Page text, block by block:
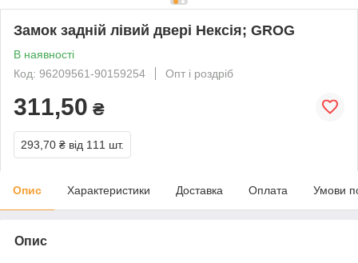
Замок задній лівий двері Нексія; GROG
В наявності
Код: 96209561-90159254
Опт і роздріб
311,50 ₴
293,70 ₴ від 111 шт.
Опис Характеристики Доставка Оплата Умови
Опис